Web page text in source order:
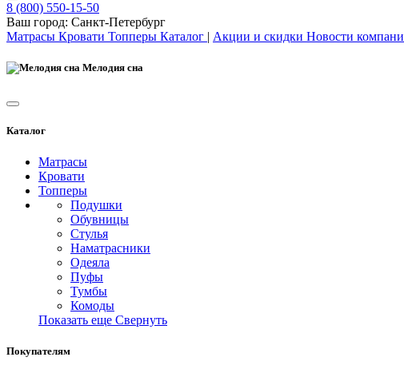
8 (800) 550-15-50
Ваш город: Санкт-Петербург
Матрасы Кровати Топперы Каталог | Акции и скидки Новости
Мелодия сна
Каталог
Матрасы
Кровати
Топперы
Подушки
Обувницы
Стулья
Наматрасники
Одеяла
Пуфы
Тумбы
Комоды
Показать еще Свернуть
Покупателям